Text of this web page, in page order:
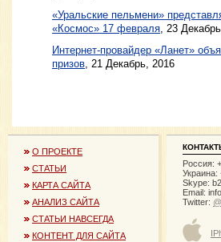
«Уральские пельмени»
«Космос» 17 февраля , 23
Интернет-провайдер «Ланет»
призов, 21 Декабрь, 2016
О ПРОЕКТЕ
СТАТЬИ
КАРТА САЙТА
АНАЛИЗ САЙТА
СТАТЬИ НАВСЕГДА
КОНТЕНТ ДЛЯ САЙТА
Россия:
Украина:
Skype:
Email:
Twitter: